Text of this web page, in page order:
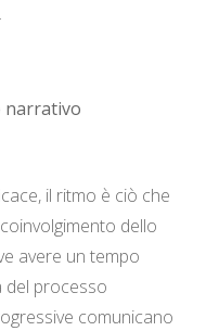
narrativo
il ritmo è ciò che
dello
avere un tempo
del processo
comunicano